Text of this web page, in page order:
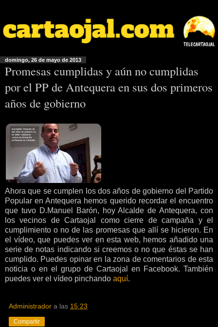
domingo, 26 de mayo de 2013
Promesas cumplidas y aún no cumplidas
por el PP de Antequera en sus dos primeros
años de gobierno
Ahora que se cumplen los dos años de gobierno del Partido
Popular en Antequera hemos querido recordar el encuentro
que tuvo D.Manuel Barón, hoy Alcalde de Antequera, con
los vecinos de Cartaojal como cierre de campaña y el
cumplimiento o no de las promesas que allí se hicieron. En
el vídeo, que puedes ver en esta web, hemos añadido una
serie de notas indicando si creemos o no que éstas se han
cumplido. Puedes opinar en la zona de comentarios de esta
noticia o en el grupo de Cartaojal en Facebook. También
puedes ver el vídeo pinchando aquí.
Administrador a las 15:23
Compartir